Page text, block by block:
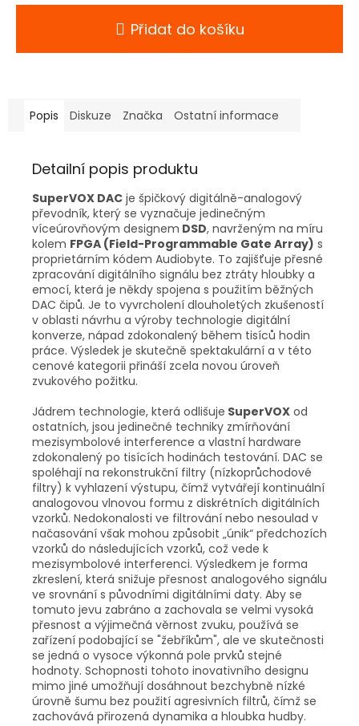
Přidat do košíku
Popis Diskuze Značka Ostatní informace
Detailní popis produktu
SuperVOX DAC je špičkový digitálně-analogový
převodník, který se vyznačuje jedinečným
víceúrovňovým designem DSD, navrženým na míru
kolem FPGA (Field-Programmable Gate Array) s
proprietárním kódem Audiobyte. To zajišťuje přesné
zpracování digitálního signálu bez ztráty hloubky a
emocí, která je někdy spojena s použitím běžných
DAC čipů. Je to vyvrcholení dlouholetých zkušeností
v oblasti návrhu a výroby technologie digitální
konverze, nápad zdokonalený během tisíců hodin
práce. Výsledek je skutečně spektakulární a v této
cenové kategorii přináší zcela novou úroveň
zvukového požitku.
Jádrem technologie, která odlišuje SuperVOX od
ostatních, jsou jedinečné techniky zmírňování
mezisymbolové interference a vlastní hardware
zdokonalený po tisících hodinách testování. DAC se
spoléhají na rekonstrukční filtry (nízkoprůchodové
filtry) k vyhlazení výstupu, čímž vytvářejí kontinuální
analogovou vlnovou formu z diskrétních digitálních
vzorků. Nedokonalosti ve filtrování nebo nesoulad v
načasování však mohou způsobit „únik“ předchozích
vzorků do následujících vzorků, což vede k
mezisymbolové interferenci. Výsledkem je forma
zkreslení, která snižuje přesnost analogového signálu
ve srovnání s původními digitálními daty. Aby se
tomuto jevu zabráno a zachovala se velmi vysoká
přesnost a výjimečná věrnost zvuku, používá se
zařízení podobající se "žebříkům", ale ve skutečnosti
se jedná o vysoce výkonná pole prvků stejné
hodnoty. Schopnosti tohoto inovativního designu
mimo jiné umožňují dosáhnout bezchybně nízké
úrovně šumu bez použití agresivních filtrů, čímž se
zachovává přirozená dynamika a hloubka hudby.